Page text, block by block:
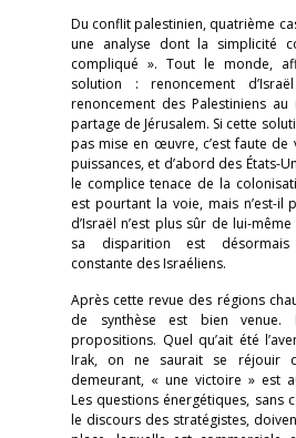
Du conflit palestinien, quatrième
une analyse dont la simplicité
compliqué ». Tout le monde,
solution : renoncement
renoncement des Palestiniens
partage de Jérusalem. Si cette
pas mise en œuvre, c’est faute
puissances, et d’abord des États-
le complice tenace de la
est pourtant la voie, mais n’est-il
d’Israël n’est plus sûr de lui-
sa disparition est
constante des Israéliens.
Après cette revue des régions
de synthèse est bien
propositions. Quel qu’ait été
Irak, on ne saurait se réjouir
demeurant, « une victoire » est
Les questions énergétiques, sans
le discours des stratégistes,